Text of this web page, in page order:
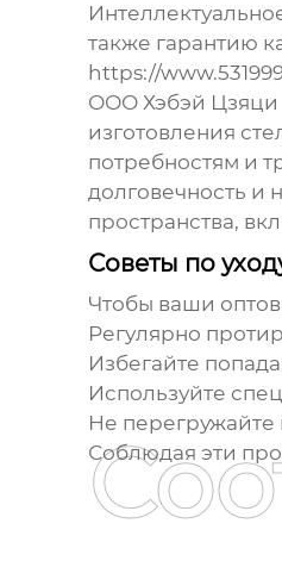
также гарантию
https://
ООО Хэбэй Цзяци
изготовления
потребностям и
долговечность и
пространства,
Советы по
Чтобы ваши
Регулярно
Избегайте
Используйте
Не
Соблюдая эти